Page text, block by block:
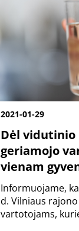
socialinę atskirtį...
2021-01-29
Dėl
geriamojo
vienam
Informuojame,
d. Vilniaus
vartotojams,